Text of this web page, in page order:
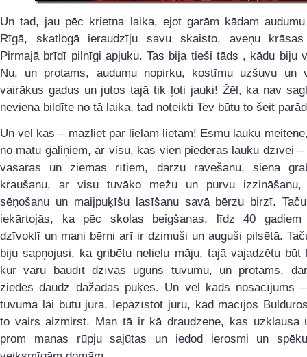
Un tad, jau pēc krietna laika, ejot garām kādam
Rīgā, skatlogā ieraudzīju savu skaisto, aveņu krāsas
Pirmajā brīdī pilnīgi apjuku. Tas bija tieši tāds , kādu biju
Nu, un protams, audumu nopirku, kostīmu uzšuvu un
vairākus gadus un jutos tajā tik ļoti jauki! Žēl, ka nav
neviena bildīte no tā laika, tad noteikti Tev būtu to šeit
Un vēl kas – mazliet par lielām lietām! Esmu lauku
no matu galiņiem, ar visu, kas vien piederas lauku dzīvei –
vasaras un ziemas rītiem, dārzu ravēšanu, siena
kraušanu, ar visu tuvāko mežu un purvu izzināšanu,
sēņošanu un maijpuķīšu lasīšanu savā bērzu birzī.
iekārtojās, ka pēc skolas beigšanas, līdz 40 gadiem
dzīvoklī un mani bērni arī ir dzimuši un auguši pilsētā.
biju sapņojusi, ka gribētu nelielu māju, tajā vajadzētu būt
kur varu baudīt dzīvās uguns tuvumu, un protams,
ziedēs daudz dažādas puķes. Un vēl kāds nosacījums
tuvumā lai būtu jūra. Iepazīstot jūru, kad mācījos
to vairs aizmirst. Man tā ir kā draudzene, kas uzklausa
prom manas rūpju sajūtas un iedod ierosmi un